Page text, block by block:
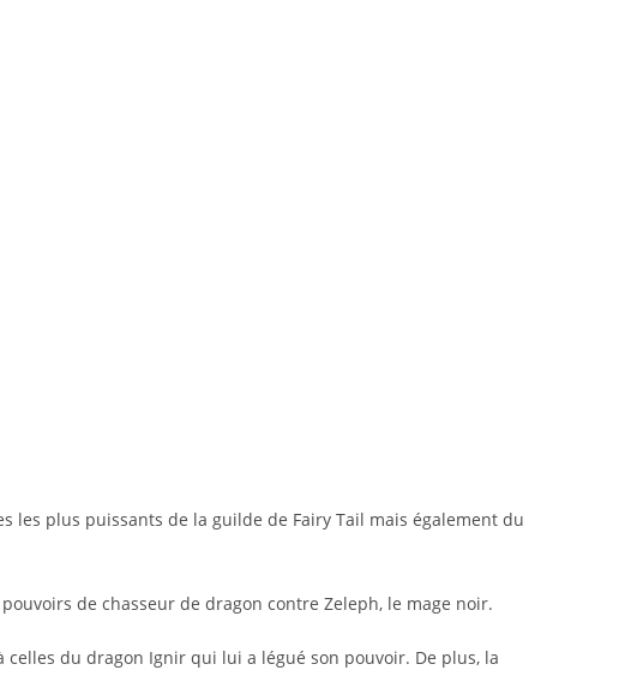
les plus puissants de la guilde de Fairy Tail mais également du
de chasseur de dragon contre Zeleph, le mage noir.
du dragon Ignir qui lui a légué son pouvoir. De plus, la